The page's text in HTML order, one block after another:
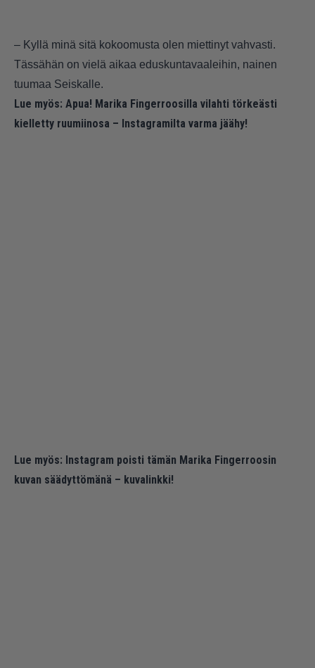
– Kyllä minä sitä kokoomusta olen miettinyt vahvasti.
Tässähän on vielä aikaa eduskuntavaaleihin, nainen
tuumaa Seiskalle.
Lue myös: Apua! Marika Fingerroosilla vilahti törkeästi
kielletty ruumiinosa – Instagramilta varma jäähy!
Lue myös: Instagram poisti tämän Marika Fingerroosin
kuvan säädyttömänä – kuvalinkki!